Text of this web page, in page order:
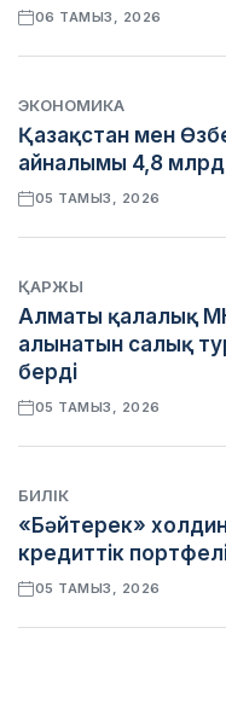
06 ТАМЫЗ, 2026
ЭКОНОМИКА
Қазақстан мен
айналымы 4,8
05 ТАМЫЗ, 2026
ҚАРЖЫ
Алматы қалалық
алынатын салық
берді
05 ТАМЫЗ, 2026
БИЛІК
«Бәйтерек»
кредиттік
05 ТАМЫЗ, 2026